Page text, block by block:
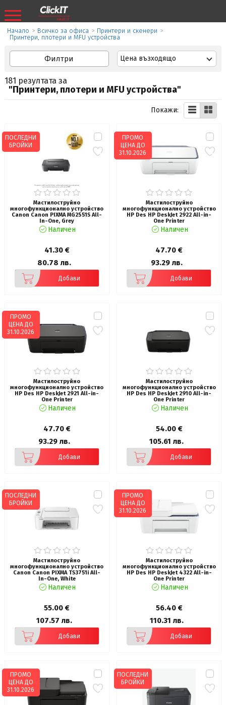
Начало > Всичко за офиса > Принтери и скенери >
Принтери, плотери и MFU устройства
Филтри Цена възходящо
181 резултата за
"Принтери, плотери и MFU устройства"
Покажи:
Мастилоструйно
многофункционално устройство
Canon Canon PIXMA MG2551S All-
In-One, Grey
Наличен
41.30 €
80.78 лв.
Добави
ПОСЛЕДНИ
БРОЙКИ
Мастилоструйно
многофункционално устройство
HP Des HP DeskJet 2922 All-in-
One Printer
Наличен
47.70 €
93.29 лв.
Добави
ПРОМО
ЦЕНА ДО
31.10.2026
Мастилоструйно
многофункционално устройство
HP Des HP DeskJet 2921 All-in-
One Printer
Наличен
47.70 €
93.29 лв.
Добави
ПРОМО
ЦЕНА ДО
31.10.2026
Мастилоструйно
многофункционално устройство
HP Des HP DeskJet 2910 All-in-
One Printer
Наличен
54.00 €
105.61 лв.
Добави
Мастилоструйно
многофункционално устройство
Canon Canon PIXMA TS3751i All-
In-One, White
Наличен
55.00 €
107.57 лв.
Добави
ПОСЛЕДНИ
БРОЙКИ
Мастилоструйно
многофункционално устройство
HP Des HP DeskJet 4322 All-in-
One Printer
Наличен
56.40 €
110.31 лв.
Добави
ПРОМО
ЦЕНА ДО
31.10.2026
ПРОМО
ЦЕНА ДО
31.10.2026
ПОСЛЕДНИ
БРОЙКИ